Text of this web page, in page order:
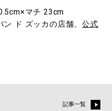
マチ 23cm
ン ド ズッカの店舗、公式
記事一覧